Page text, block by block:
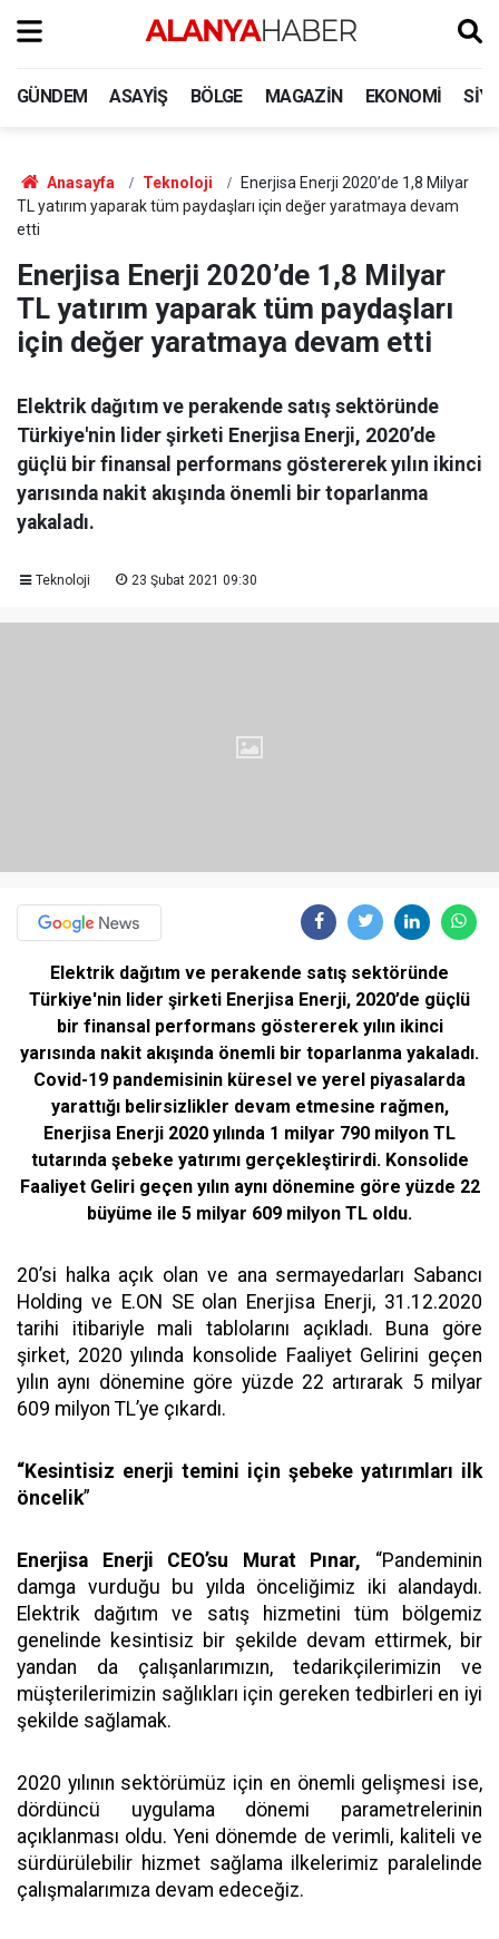
GÜNDEM ASAYIŞ BÖLGE MAGAZIN EKONOMI
Anasayfa Teknoloji
Enerjisa Enerji 2020’de 1,8 Milyar
TL yatırım yaparak tüm paydaşları için değer yaratmaya devam
etti
Enerjisa Enerji 2020’de 1,8 Milyar
TL yatırım yaparak tüm paydaşları
için değer yaratmaya devam etti
Elektrik dağıtım ve perakende satış sektöründe
Türkiye'nin lider şirketi Enerjisa Enerji, 2020’de
güçlü bir finansal performans göstererek yılın ikinci
yarısında nakit akışında önemli bir toparlanma
yakaladı.
Teknoloji 23 Şubat 2021 09:30
Elektrik dağıtım ve perakende satış sektöründe
Türkiye'nin lider şirketi Enerjisa Enerji, 2020’de güçlü
bir finansal performans göstererek yılın ikinci
yarısında nakit akışında önemli bir toparlanma yakaladı.
Covid-19 pandemisinin küresel ve yerel piyasalarda
yarattığı belirsizlikler devam etmesine rağmen,
Enerjisa Enerji 2020 yılında 1 milyar 790 milyon TL
tutarında şebeke yatırımı gerçekleştirirdi. Konsolide
Faaliyet Geliri geçen yılın aynı dönemine göre yüzde 22
büyüme ile 5 milyar 609 milyon TL oldu.
20’si halka açık olan ve ana sermayedarları Sabancı
Holding ve E.ON SE olan Enerjisa Enerji, 31.12.2020
tarihi itibariyle mali tablolarını açıkladı. Buna göre
şirket, 2020 yılında konsolide Faaliyet Gelirini geçen
yılın aynı dönemine göre yüzde 22 artırarak 5 milyar
609 milyon TL’ye çıkardı.
“Kesintisiz enerji temini için şebeke yatırımları ilk
öncelik”
Enerjisa Enerji CEO’su Murat Pınar, “Pandeminin
damga vurduğu bu yılda önceliğimiz iki alandaydı.
Elektrik dağıtım ve satış hizmetini tüm bölgemiz
genelinde kesintisiz bir şekilde devam ettirmek, bir
yandan da çalışanlarımızın, tedarikçilerimizin ve
müşterilerimizin sağlıkları için gereken tedbirleri en iyi
şekilde sağlamak.
2020 yılının sektörümüz için en önemli gelişmesi ise,
dördüncü uygulama dönemi parametrelerinin
açıklanması oldu. Yeni dönemde de verimli, kaliteli ve
sürdürülebilir hizmet sağlama ilkelerimiz paralelinde
çalışmalarımıza devam edeceğiz.